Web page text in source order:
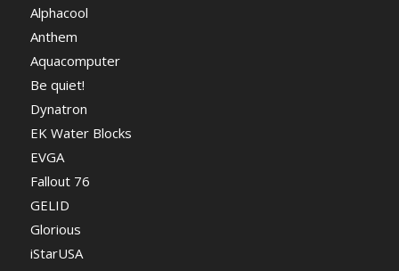
Alphacool
Anthem
Aquacomputer
Be quiet!
Dynatron
EK Water Blocks
EVGA
Fallout 76
GELID
Glorious
iStarUSA